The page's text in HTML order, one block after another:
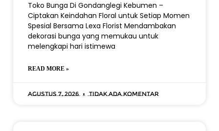
Toko Bunga Di Gondanglegi Kebumen –
Ciptakan Keindahan Floral untuk Setiap Momen
Spesial Bersama Lexa Florist Mendambakan
dekorasi bunga yang memukau untuk
melengkapi hari istimewa
READ MORE »
Agustus 7, 2026 Tidak ada komentar